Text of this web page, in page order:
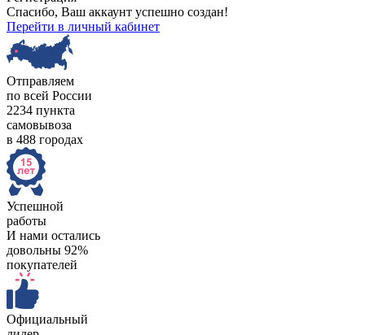
Спасибо, Ваш аккаунт успешно создан!
Перейти в личный кабинет
Отправляем
по всей России
2234 пункта
самовывоза
в 488 городах
Успешной
работы
И нами остались
довольны 92%
покупателей
Официальный